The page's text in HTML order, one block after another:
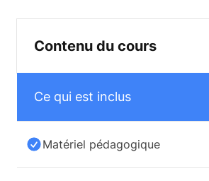
Contenu du cours
Ce qui est inclus
Matériel pédagogique